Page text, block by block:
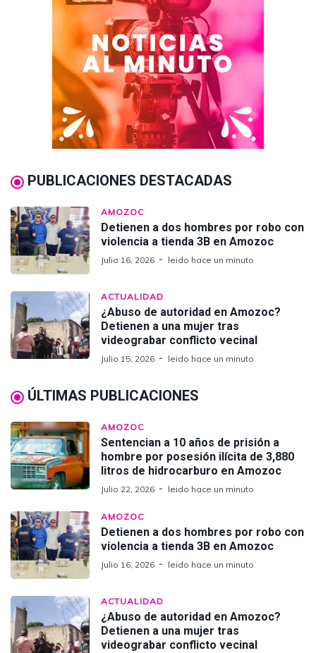
PUBLICACIONES DESTACADAS
AMOZOC
Detienen a dos hombres por robo con
violencia a tienda 3B en Amozoc
Julio 16, 2026 leido hace un minuto
ACTUALIDAD
¿Abuso de autoridad en Amozoc?
Detienen a una mujer tras
videograbar conflicto vecinal
Julio 15, 2026 leido hace un minuto
ÚLTIMAS PUBLICACIONES
AMOZOC
Sentencian a 10 años de prisión a
hombre por posesión ilícita de 3,880
litros de hidrocarburo en Amozoc
Julio 22, 2026 leido hace un minuto
AMOZOC
Detienen a dos hombres por robo con
violencia a tienda 3B en Amozoc
Julio 16, 2026 leido hace un minuto
ACTUALIDAD
¿Abuso de autoridad en Amozoc?
Detienen a una mujer tras
videograbar conflicto vecinal